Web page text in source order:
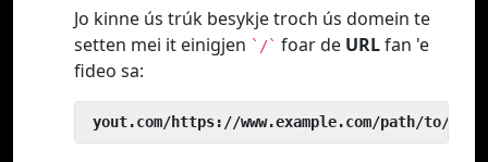
Jo kinne ús trúk besykje troch ús domein te
setten mei it einigjen `/` foar de URLfan 'e
fideo sa:
yout.com/https://www.example.com/path/to/